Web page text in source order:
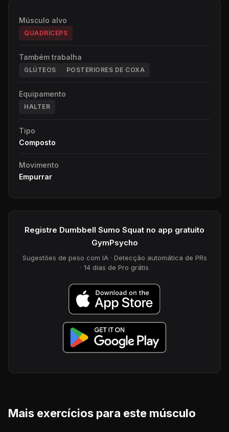
Músculo alvo
QUADRÍCEPS
Também trabalha
GLÚTEOS POSTERIORES DE COXA
Equipamento
HALTER
Tipo
Composto
Movimento
Empurrar
Registre Dumbbell Sumo Squat no app gratuito
GymPsycho
Sugestões de peso com IA · Detecção automática de PRs
· 14 dias de Pro grátis
Mais exercícios para este músculo